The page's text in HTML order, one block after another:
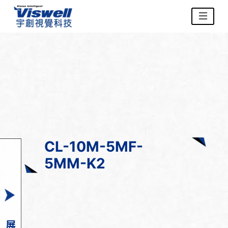
CL-10M-5MF-
5MM-K2